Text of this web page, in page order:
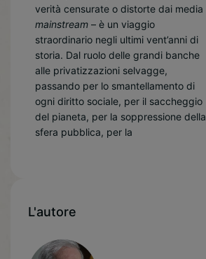
verità censurate o distorte dai media
mainstream – è un viaggio
straordinario negli ultimi vent’anni di
storia. Dal ruolo delle grandi banche
alle privatizzazioni selvagge,
passando per lo smantellamento di
ogni diritto sociale, per il saccheggio
del pianeta, per la soppressione della
sfera pubblica, per la
teorie di genere, la chimera del
multiculturalismo e il fardello del
L'autore